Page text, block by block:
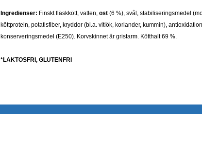
Ingredienser: Finskt fläskkött, vatten, ost (6 %), svål, stabiliseringsmedel
köttprotein, potatisfiber, kryddor (bl.a. vitlök, koriander, kummin),
konserveringsmedel (E250). Korvskinnet är gristarm. Kötthalt 69 %.
*LAKTOSFRI, GLUTENFRI